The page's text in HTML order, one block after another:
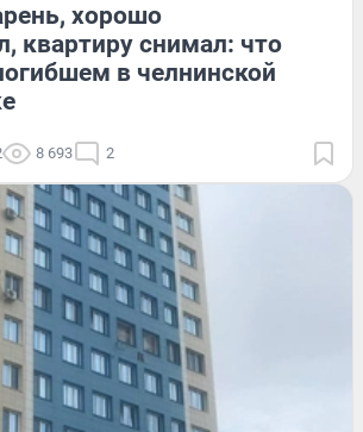
хорошо
квартиру снимал: что
в челнинской
8 693 2